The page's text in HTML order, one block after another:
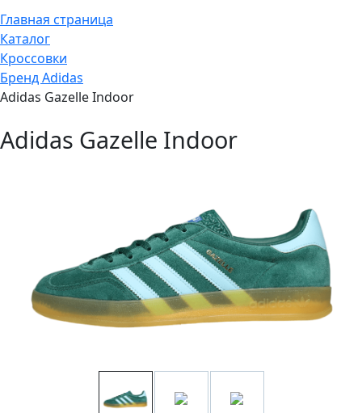
Главная страница
Каталог
Кроссовки
Бренд Adidas
Adidas Gazelle Indoor
Adidas Gazelle Indoor